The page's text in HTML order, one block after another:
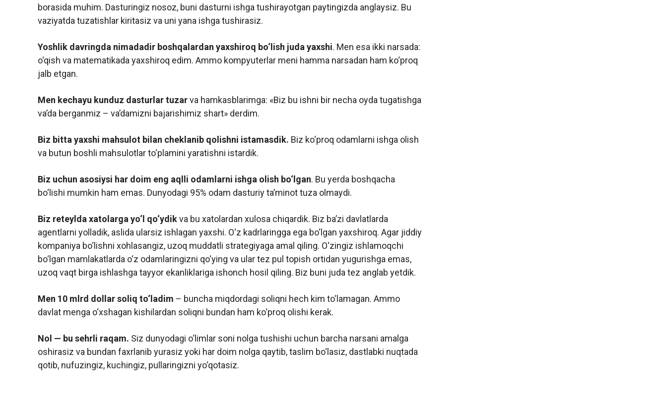
borasida muhim. Dasturingiz nosoz, buni dasturni ishga tushirayotgan paytingizda anglaysiz. Bu
vaziyatda tuzatishlar kiritasiz va uni yana ishga tushirasiz.
Yoshlik davringda nimadadir boshqalardan yaxshiroq bo‘lish juda yaxshi. Men esa ikki narsada:
o‘qish va matematikada yaxshiroq edim. Ammo kompyuterlar meni hamma narsadan ham ko‘proq
jalb etgan.
Men kechayu kunduz dasturlar tuzarva hamkasblarimga: «Biz bu ishni bir necha oyda tugatishga
va’da berganmiz – va’damizni bajarishimiz shart» derdim.
Biz bitta yaxshi mahsulot bilan cheklanib qolishni istamasdik. Biz ko‘proq odamlarni ishga olish
va butun boshli mahsulotlar to‘plamini yaratishni istardik.
Biz uchun asosiysi har doim eng aqlli odamlarni ishga olish bo‘lgan. Bu yerda boshqacha
bo‘lishi mumkin ham emas. Dunyodagi 95% odam dasturiy ta’minot tuza olmaydi.
Biz reteylda xatolarga yo‘l qo‘ydikva bu xatolardan xulosa chiqardik. Biz ba’zi davlatlarda
agentlarni yolladik, aslida ularsiz ishlagan yaxshi. O‘z kadrlaringga ega bo‘lgan yaxshiroq. Agar jiddiy
kompaniya bo‘lishni xohlasangiz, uzoq muddatli strategiyaga amal qiling. O‘zingiz ishlamoqchi
bo‘lgan mamlakatlarda o‘z odamlaringizni qo‘ying va ular tez pul topish ortidan yugurishga emas,
uzoq vaqt birga ishlashga tayyor ekanliklariga ishonch hosil qiling. Biz buni juda tez anglab yetdik.
Men 10 mlrd dollar soliq to‘ladim – buncha miqdordagi soliqni hech kim to‘lamagan. Ammo
davlat menga o‘xshagan kishilardan soliqni bundan ham ko‘proq olishi kerak.
Nol — bu sehrli raqam. Siz dunyodagi o‘limlar soni nolga tushishi uchun barcha narsani amalga
oshirasiz va bundan faxrlanib yurasiz yoki har doim nolga qaytib, taslim bo‘lasiz, dastlabki nuqtada
qotib, nufuzingiz, kuchingiz, pullaringizni yo‘qotasiz.